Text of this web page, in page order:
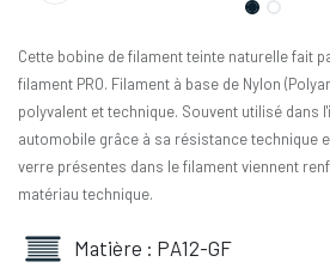
Cette bobine de filament teinte naturelle fait
filament PRO. Filament à base de Nylon
polyvalent et technique. Souvent utilisé dans
automobile grâce à sa résistance technique
verre présentes dans le filament viennent
matériau technique.
Matière : PA12-GF